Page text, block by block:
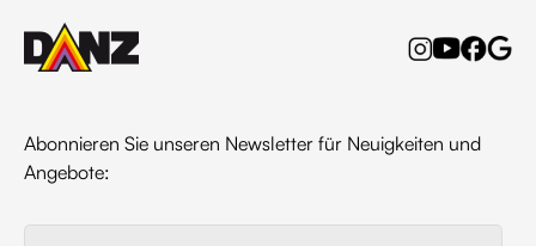
Abonnieren Sie unseren Newsletter für Neuigkeiten und
Angebote: